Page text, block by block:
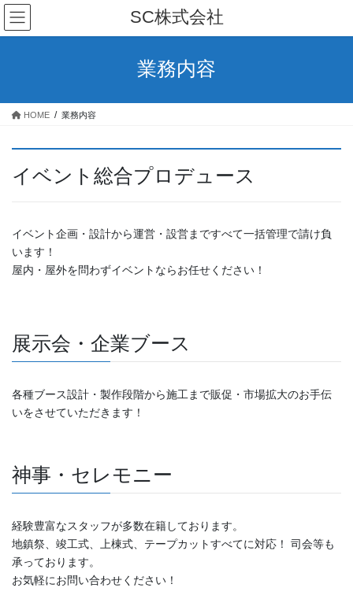
コ
ン
テ
ス
ナ
ビ
ゲ
ン
SC株式会社
業務内容
HOME 業務内容
イベント総合プロデュース
イベント企画・設計から運営・設営まですべて一括管理で請け負
います！
屋内・屋外を問わずイベントならお任せください！
展示会・企業ブース
各種ブース設計・製作段階から施工まで販促・市場拡大のお手伝
いをさせていただきます！
神事・セレモニー
経験豊富なスタッフが多数在籍しております。
地鎮祭、竣工式、上棟式、テープカットすべてに対応！ 司会等も
承っております。
お気軽にお問い合わせください！